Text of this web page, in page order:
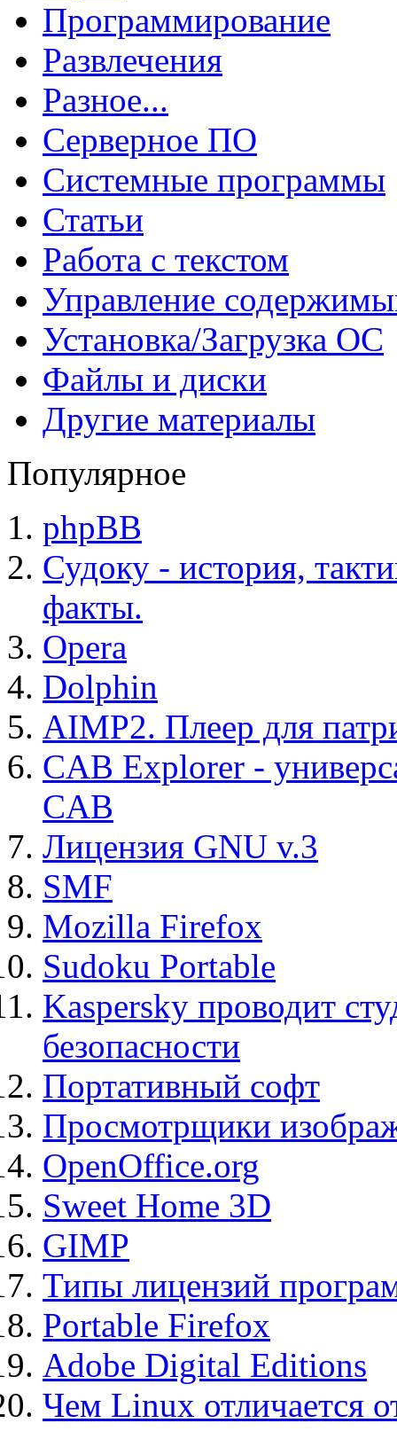
Программирование
Развлечения
Разное...
Серверное ПО
Системные программы
Статьи
Работа с текстом
Управление
Установка/Загрузка ОС
Файлы и диски
Другие материалы
Популярное
phpBB
Судоку - история,
факты.
Opera
Dolphin
AIMP2. Плеер для
CAB Explorer -
CAB
Лицензия GNU v.3
SMF
Mozilla Firefox
Sudoku Portable
Kaspersky проводит
безопасности
Портативный софт
Просмотрщики
OpenOffice.org
Sweet Home 3D
GIMP
Типы лицензий
Portable Firefox
Adobe Digital Editions
Чем Linux отличается